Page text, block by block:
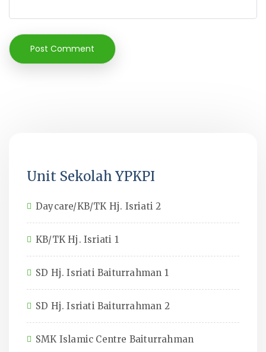
Unit Sekolah YPKPI
Daycare/KB/TK Hj. Isriati 2
KB/TK Hj. Isriati 1
SD Hj. Isriati Baiturrahman 1
SD Hj. Isriati Baiturrahman 2
SMK Islamic Centre Baiturrahman